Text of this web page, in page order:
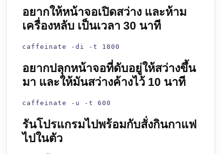
อยากให้หน้าจอเปิดสว่าง และห้าม
เครื่องหลับ เป็นเวลา 30 นาที
caffeinate -di -t 1800
อยากปลุกหน้าจอที่ดับอยู่ให้สว่างขึ้น
มา และให้มันสว่างค้างไว้ 10 นาที
caffeinate -u -t 600
รันโปรแกรมไปพร้อมกับสั่งกินกาแฟ
ไปในตัว